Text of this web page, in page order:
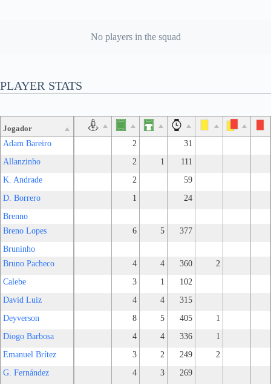
No players in the squad
PLAYER STATS
Jogador
Adam Bareiro 2
31
Allanzinho
2 1
111
K. Andrade
2
59
D. Borrero
1
24
Brenno
Breno Lopes
6 5
377
Bruninho
Bruno Pacheco
4 4 360
2
Calebe
3 1
102
David Luiz
4 4
315
Deyverson
8 5 405
1
Diogo Barbosa
4 4 336
1
Emanuel Brítez
3 2 249
2
G. Fernández
4 3
269